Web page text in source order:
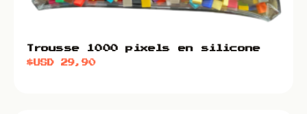
Trousse 1000 pixels en silicone
$USD29,90